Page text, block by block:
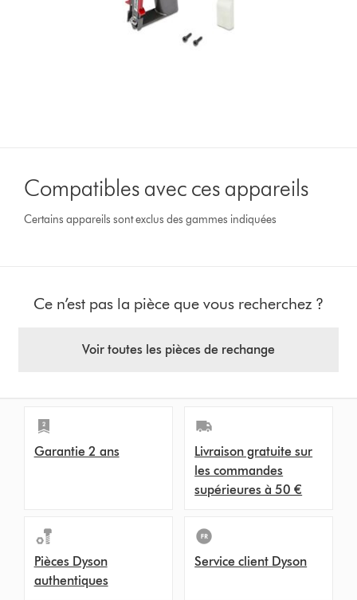
Compatibles avec ces appareils
Certains appareils sont exclus des gammes indiquées
Ce n’est pas la pièce que vous recherchez ?
Voir toutes les pièces de rechange
Garantie 2 ans
Livraison gratuite sur
les commandes
supérieures à 50 €
Pièces Dyson
authentiques
Service client Dyson